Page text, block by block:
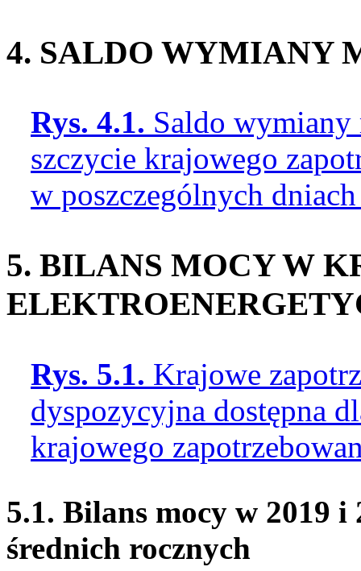
4. SALDO WYMIANY
Rys. 4.1. Saldo wymiany
szczycie krajowego
w poszczególnych
5. BILANS MOCY W
Rys. 5.1. Krajowe
dyspozycyjna dostępna
krajowego
5.1. Bilans mocy w 2019
średnich rocznych